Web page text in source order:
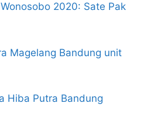
2020: Sate Pak
Magelang Bandung unit
Hiba Putra Bandung